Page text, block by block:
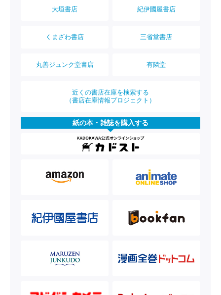
大垣書店 紀伊國屋書店
くまざわ書店 三省堂書店
丸善ジュンク堂書店 有隣堂
近くの書店在庫を検索する
（書店在庫情報プロジェクト）
紙の本・雑誌を購入する